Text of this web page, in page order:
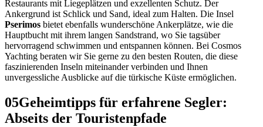
Restaurants mit Liegeplätzen und exzellenten Schutz. Der
Ankergrund ist Schlick und Sand, ideal zum Halten. Die Insel
Pserimos bietet ebenfalls wunderschöne Ankerplätze, wie die
Hauptbucht mit ihrem langen Sandstrand, wo Sie tagsüber
hervorragend schwimmen und entspannen können. Bei Cosmos
Yachting beraten wir Sie gerne zu den besten Routen, die diese
faszinierenden Inseln miteinander verbinden und Ihnen
unvergessliche Ausblicke auf die türkische Küste ermöglichen.
05Geheimtipps für erfahrene Segler:
Abseits der Touristenpfade